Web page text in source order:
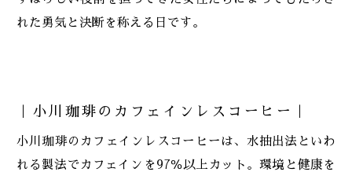
れた勇気と決断を称える日です。
｜小川珈琲のカフェインレスコーヒー｜
小川珈琲のカフェインレスコーヒーは、水抽出法といわ
れる製法でカフェインを97％以上カット。環境と健康を